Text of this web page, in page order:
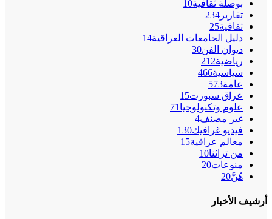
بوصلة ثقافية10
تقارير 234
ثقافية25
دليل الجامعات العراقية14
ديوان الفن30
رياضية212
سياسية466
عامة573
عراق سبورت15
علوم وتكنولوجيا 71
غير مصنف4
فيديو غرافيك130
معالم عراقية15
من تراثنا10
منوعات20
هُنَّ20
أرشيف الأخبار